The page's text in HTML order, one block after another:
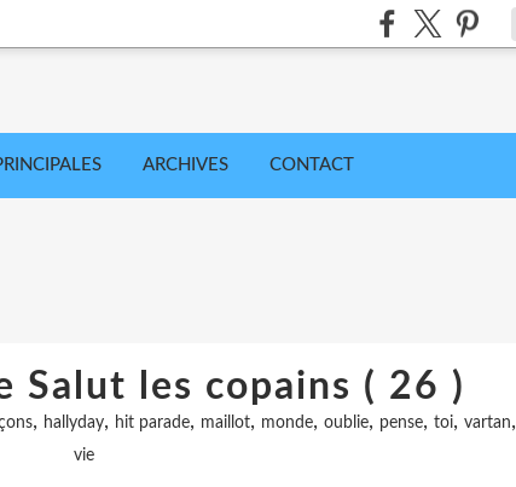
ARCHIVES CONTACT
Salut les copains ( 26 )
, hallyday, hit parade, maillot, monde, oublie, pense, toi, vartan,
vie